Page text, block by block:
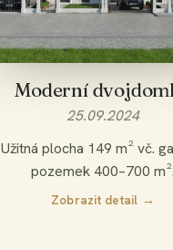
Moderní
25.09.2024
Užitná plocha 149 m² vč.
pozemek 400–700 m².
Zobrazit detail →